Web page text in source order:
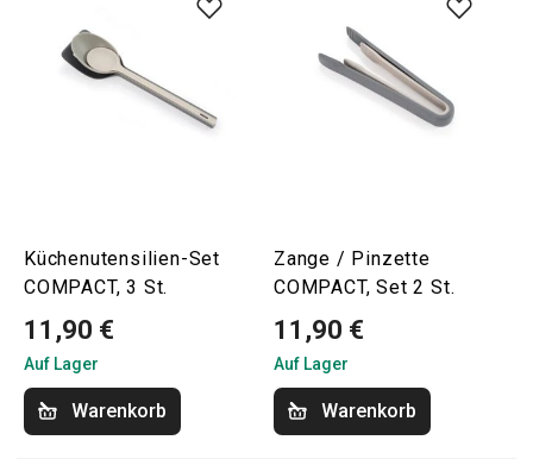
Küchenutensilien-Set
COMPACT, 3 St.
11,90 €
Auf Lager
Warenkorb
Zange / Pinzette
COMPACT, Set 2 St.
11,90 €
Auf Lager
Warenkorb